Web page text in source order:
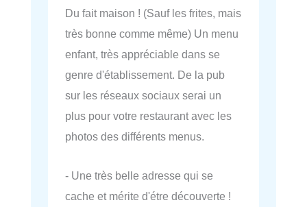
Du fait maison ! (Sauf les frites, mais
très bonne comme même) Un menu
enfant, très appréciable dans se
genre d'établissement. De la pub
sur les réseaux sociaux serai un
plus pour votre restaurant avec les
photos des différents menus.
- Une très belle adresse qui se
cache et mérite d'étre découverte !